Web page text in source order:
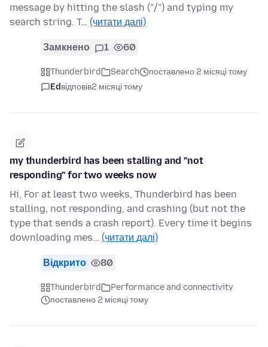
message by hitting the slash ("/") and typing my
search string. T… (читати далі)
Замкнено 1 60
Thunderbird Search
поставлено 2 місяці тому
Edвідповів2 місяці тому
my thunderbird has been stalling and "not
responding" for two weeks now
Hi, For at least two weeks, Thunderbird has been
stalling, not responding, and crashing (but not the
type that sends a crash report). Every time it begins
downloading mes… (читати далі)
Відкрито 80
Thunderbird
Performance and connectivity
поставлено 2 місяці тому